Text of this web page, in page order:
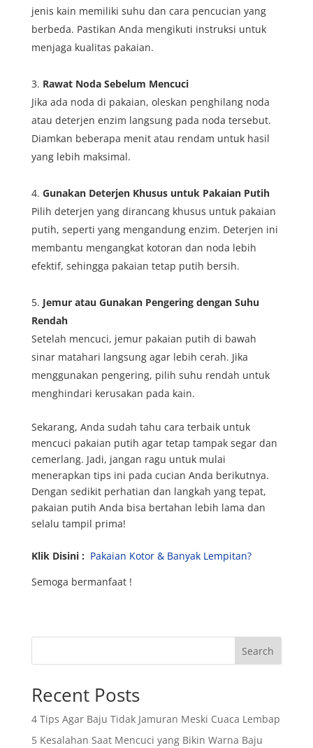
jenis kain memiliki suhu dan cara pencucian yang
berbeda. Pastikan Anda mengikuti instruksi untuk
menjaga kualitas pakaian.
Rawat Noda Sebelum Mencuci
Jika ada noda di pakaian, oleskan penghilang noda
atau deterjen enzim langsung pada noda tersebut.
Diamkan beberapa menit atau rendam untuk hasil
yang lebih maksimal.
Gunakan Deterjen Khusus untuk Pakaian Putih
Pilih deterjen yang dirancang khusus untuk pakaian
putih, seperti yang mengandung enzim. Deterjen ini
membantu mengangkat kotoran dan noda lebih
efektif, sehingga pakaian tetap putih bersih.
Jemur atau Gunakan Pengering dengan Suhu
Rendah
Setelah mencuci, jemur pakaian putih di bawah
sinar matahari langsung agar lebih cerah. Jika
menggunakan pengering, pilih suhu rendah untuk
menghindari kerusakan pada kain.
Sekarang, Anda sudah tahu cara terbaik untuk
mencuci pakaian putih agar tetap tampak segar dan
cemerlang. Jadi, jangan ragu untuk mulai
menerapkan tips ini pada cucian Anda berikutnya.
Dengan sedikit perhatian dan langkah yang tepat,
pakaian putih Anda bisa bertahan lebih lama dan
selalu tampil prima!
Klik Disini : Pakaian Kotor & Banyak Lempitan?
Semoga bermanfaat !
Search
Recent Posts
4 Tips Agar Baju Tidak Jamuran Meski Cuaca Lembap
5 Kesalahan Saat Mencuci yang Bikin Warna Baju